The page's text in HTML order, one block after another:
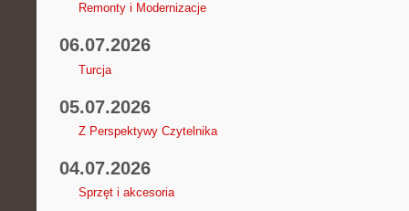
Remonty i Modernizacje
06.07.2026
Turcja
05.07.2026
Z Perspektywy Czytelnika
04.07.2026
Sprzęt i akcesoria